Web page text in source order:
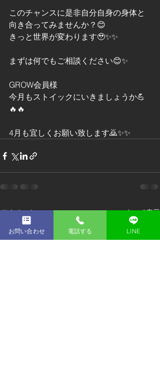
このチャンスに是非自分自身の身体と
向き合ってみませんか？😊
きっと世界が変わります🥹✨✨
まずは何でもご相談ください😊✨
GROW会員様
今月もストイックにいきましょうか💪
🔥🔥
4月も宜しくお願い致します🙇✨✨
最新記事 すべて表示
お問い合わせ 電話する LINE